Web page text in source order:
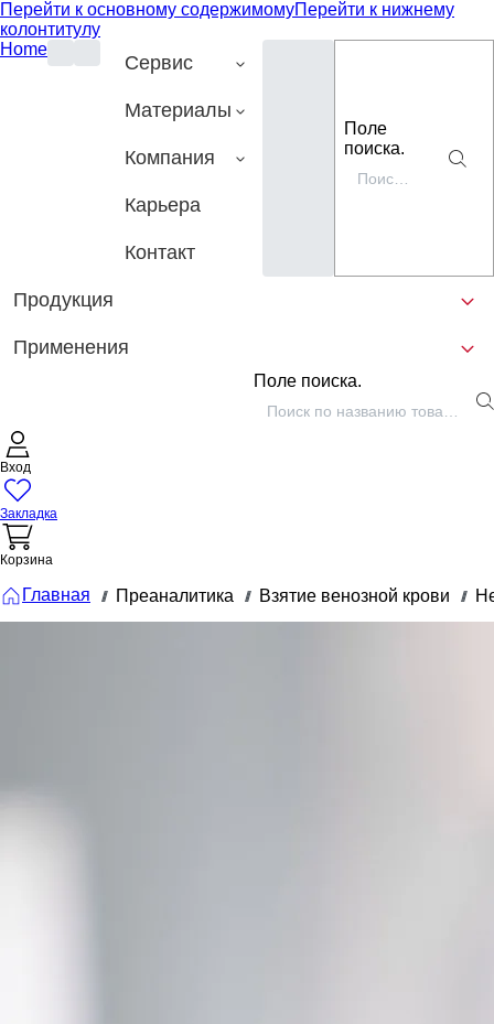
Перейти к основному содержимомуПерейти к нижнему
колонтитулу
Home
Сервис
Материалы
Компания
Карьера
Контакт
Поле
поиска.
Продукция
Применения
Поле поиска.
Вход
Закладка
Корзина
Главная /// Преаналитика /// Взятие венозной крови ///